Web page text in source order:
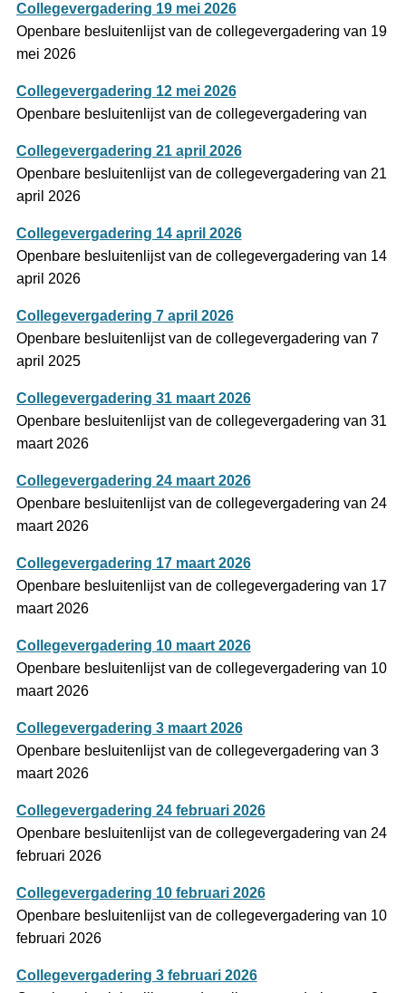
Collegevergadering 19 mei 2026
Openbare besluitenlijst van de collegevergadering van 19
mei 2026
Collegevergadering 12 mei 2026
Openbare besluitenlijst van de collegevergadering van
Collegevergadering 21 april 2026
Openbare besluitenlijst van de collegevergadering van 21
april 2026
Collegevergadering 14 april 2026
Openbare besluitenlijst van de collegevergadering van 14
april 2026
Collegevergadering 7 april 2026
Openbare besluitenlijst van de collegevergadering van 7
april 2025
Collegevergadering 31 maart 2026
Openbare besluitenlijst van de collegevergadering van 31
maart 2026
Collegevergadering 24 maart 2026
Openbare besluitenlijst van de collegevergadering van 24
maart 2026
Collegevergadering 17 maart 2026
Openbare besluitenlijst van de collegevergadering van 17
maart 2026
Collegevergadering 10 maart 2026
Openbare besluitenlijst van de collegevergadering van 10
maart 2026
Collegevergadering 3 maart 2026
Openbare besluitenlijst van de collegevergadering van 3
maart 2026
Collegevergadering 24 februari 2026
Openbare besluitenlijst van de collegevergadering van 24
februari 2026
Collegevergadering 10 februari 2026
Openbare besluitenlijst van de collegevergadering van 10
februari 2026
Collegevergadering 3 februari 2026